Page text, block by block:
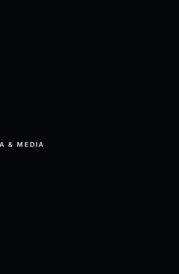
& MEDIA